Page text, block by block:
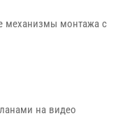
механизмы монтажа с
на видео